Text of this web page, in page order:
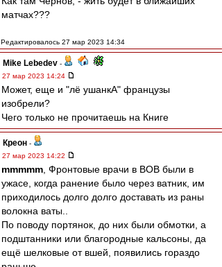
матчах???
Редактировалось 27 мар 2023 14:34
Mike Lebedev -
27 мар 2023 14:24
Может, еще и "лё ушанкА" французы
изобрели?
Чего только не прочитаешь на Книге
Креон -
27 мар 2023 14:22
mmmmm , Фронтовые врачи в ВОВ были в
ужасе, когда ранение было через ватник, им
приходилось долго долго доставать из раны
волокна ваты..
По поводу портянок, до них были обмотки, а
подштанники или благородные кальсоны, да
ещё шелковые от вшей, появились гораздо